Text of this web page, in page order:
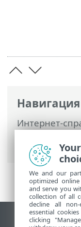
Навигация
Интернет-
трафика HTTPS
We and our
optimized
and serve you
collection of all
decline all non-
essential
clicking